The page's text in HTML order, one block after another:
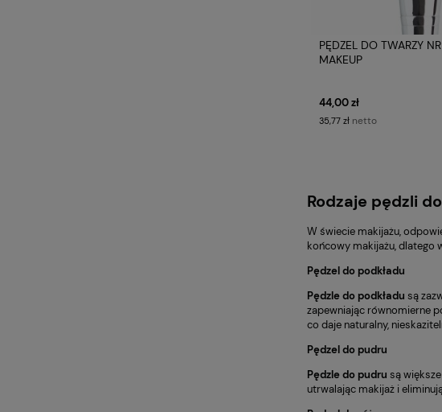
PĘDZEL DO TWARZY
MAKEUP
44,00 zł
35,77 zł netto
Rodzaje pędzli
W świecie makijażu,
końcowy makijażu, dlatego
Pędzel do podkładu
Pędzle do podkładu są
zapewniając równomierne
co daje naturalny,
Pędzel do pudru
Pędzle do pudru są
utrwalając makijaż i